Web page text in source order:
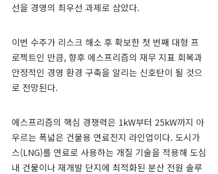
선을 경영의 최우선 과제로 삼았다.
이번 수주가 리스크 해소 후 확보한 첫 번째 대형 프
로젝트인 만큼, 향후 에스프리즘의 재무 지표 회복과
안정적인 경영 환경 구축을 알리는 신호탄이 될 것으
로 전망된다.
에스프리즘의 핵심 경쟁력은 1kW부터 25kW까지 아
우르는 폭넓은 건물용 연료전지 라인업이다. 도시가
스(LNG)를 연료로 사용하는 개질 기술을 적용해 도심
내 건물이나 재개발 단지에 최적화된 분산 전원 솔루